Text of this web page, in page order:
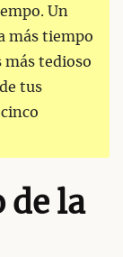
Un
más tiempo
más tedioso
tus
de la